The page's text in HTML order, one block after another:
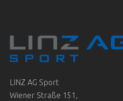
LINZ AG Sport
Wiener Straße 151,